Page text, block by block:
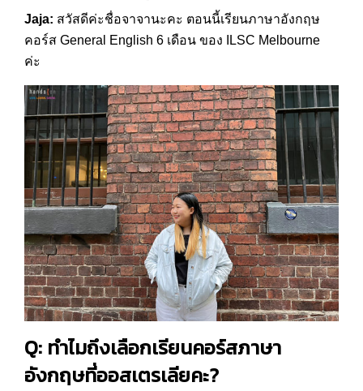
Jaja: สวัสดีค่ะชื่อจาจานะคะ ตอนนี้เรียนภาษาอังกฤษ
คอร์ส General English 6 เดือน ของ ILSC Melbourne
ค่ะ
Q: ทำไมถึงเลือกเรียนคอร์สภาษา
อังกฤษที่ออสเตรเลียคะ?